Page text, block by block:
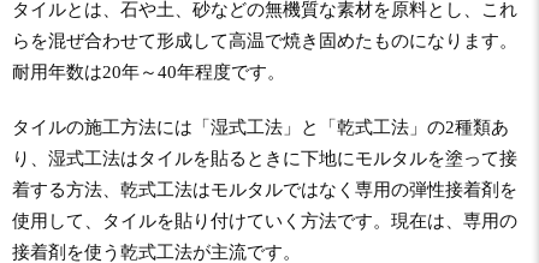
タイルとは、石や土、砂などの無機質な素材を原料とし、これ
らを混ぜ合わせて形成して高温で焼き固めたものになります。
耐用年数は20年～40年程度です。
タイルの施工方法には「湿式工法」と「乾式工法」の2種類あ
り、湿式工法はタイルを貼るときに下地にモルタルを塗って接
着する方法、乾式工法はモルタルではなく専用の弾性接着剤を
使用して、タイルを貼り付けていく方法です。現在は、専用の
接着剤を使う乾式工法が主流です。